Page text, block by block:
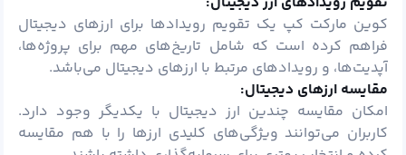
کوین مارکت کپ یک تقویم رویدادها برای ارزهای دیجیتال
فراهم کرده است که شامل تاریخ‌های مهم برای پروژه‌ها،
آپدیت‌ها، و رویدادهای مرتبط با ارزهای دیجیتال می‌باشد.
مقایسه ارزهای دیجیتال:
امکان مقایسه چندین ارز دیجیتال با یکدیگر وجود دارد.
کاربران می‌توانند ویژگی‌های کلیدی ارزها را با هم مقایسه